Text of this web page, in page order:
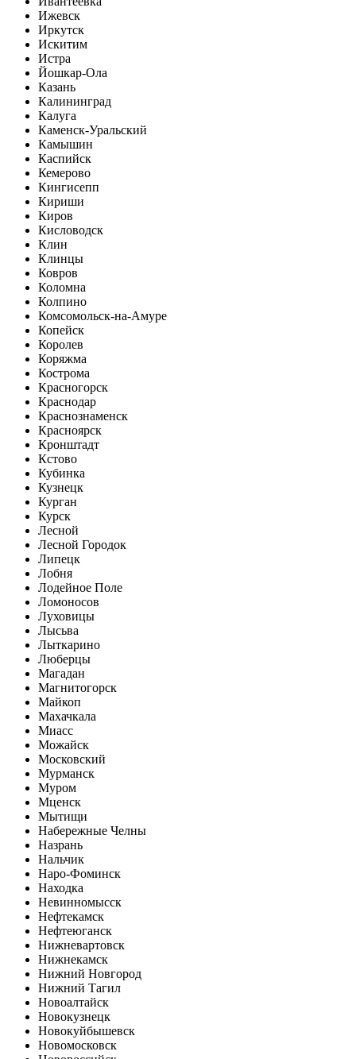
Ижевск
Иркутск
Искитим
Истра
Йошкар-Ола
Казань
Калининград
Калуга
Каменск-Уральский
Камышин
Каспийск
Кемерово
Кингисепп
Кириши
Киров
Кисловодск
Клин
Клинцы
Ковров
Коломна
Колпино
Комсомольск-на-Амуре
Копейск
Королев
Коряжма
Кострома
Красногорск
Краснодар
Краснознаменск
Красноярск
Кронштадт
Кстово
Кубинка
Кузнецк
Курган
Курск
Лесной
Лесной Городок
Липецк
Лобня
Лодейное Поле
Ломоносов
Луховицы
Лысьва
Лыткарино
Люберцы
Магадан
Магнитогорск
Майкоп
Махачкала
Миасс
Можайск
Московский
Мурманск
Муром
Мценск
Мытищи
Набережные Челны
Назрань
Нальчик
Наро-Фоминск
Находка
Невинномысск
Нефтекамск
Нефтеюганск
Нижневартовск
Нижнекамск
Нижний Новгород
Нижний Тагил
Новоалтайск
Новокузнецк
Новокуйбышевск
Новомосковск